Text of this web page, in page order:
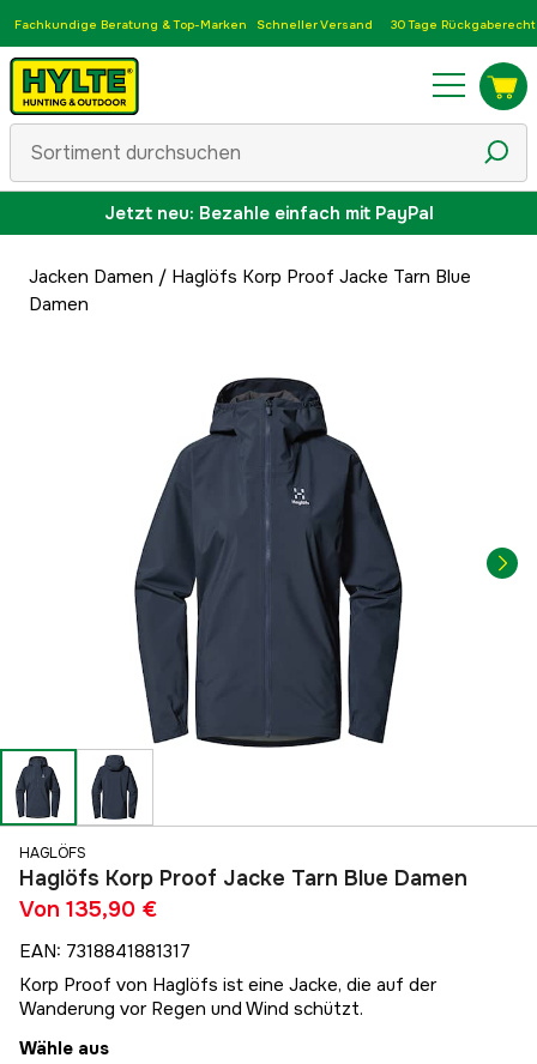
Fachkundige Beratung & Top-Marken Schneller Versand 30 Tage Rückgaberecht
Jetzt neu: Bezahle einfach mit PayPal
Jacken Damen / Haglöfs Korp Proof Jacke Tarn Blue
Damen
HAGLÖFS
Haglöfs Korp Proof Jacke Tarn Blue Damen
Von 135,90 €
EAN: 7318841881317
Korp Proof von Haglöfs ist eine Jacke, die auf der
Wanderung vor Regen und Wind schützt.
Wähle aus